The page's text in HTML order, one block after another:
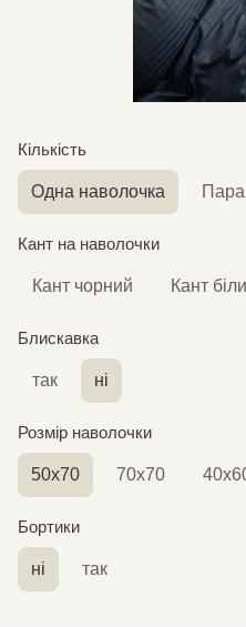
Кількість
Одна наволочка
Кант на наволочки
Кант чорний Кант
Блискавка
так ні
Розмір наволочки
50х70 70х70
Бортики
ні так